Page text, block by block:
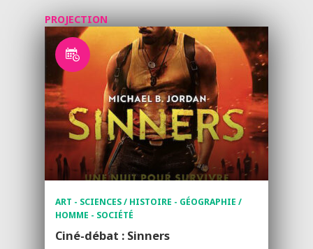
PROJECTION
ART - SCIENCES / HISTOIRE - GÉOGRAPHIE /
HOMME - SOCIÉTÉ
Ciné-débat : Sinners